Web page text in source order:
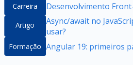
Carreira Desenvolvimento
Artigo
Async/await no
usar?
Formação Angular 19: primeiros